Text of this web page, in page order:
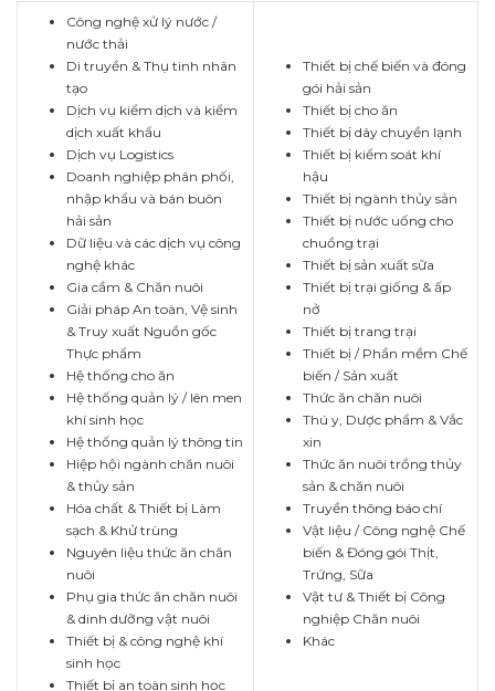
Công nghệ xử lý nước /
nước thải
Di truyền & Thụ tinh nhân
tạo
Dịch vụ kiểm dịch và kiểm
dịch xuất khẩu
Dịch vụ Logistics
Doanh nghiệp phân phối,
nhập khẩu và bán buôn
hải sản
Dữ liệu và các dịch vụ công
nghệ khác
Gia cầm & Chăn nuôi
Giải pháp An toàn, Vệ sinh
& Truy xuất Nguồn gốc
Thực phẩm
Hệ thống cho ăn
Hệ thống quản lý / lên men
khí sinh học
Hệ thống quản lý thông tin
Hiệp hội ngành chăn nuôi
& thủy sản
Hóa chất & Thiết bị Làm
sạch & Khử trùng
Nguyên liệu thức ăn chăn
nuôi
Phụ gia thức ăn chăn nuôi
& dinh dưỡng vật nuôi
Thiết bị & công nghệ khí
sinh học
Thiết bị an toàn sinh học
Thiết bị chế biến và đóng
gói hải sản
Thiết bị cho ăn
Thiết bị dây chuyền lạnh
Thiết bị kiểm soát khí
hậu
Thiết bị ngành thủy sản
Thiết bị nước uống cho
chuồng trại
Thiết bị sản xuất sữa
Thiết bị trại giống & ấp
nở
Thiết bị trang trại
Thiết bị / Phần mềm Chế
biến / Sản xuất
Thức ăn chăn nuôi
Thú y, Dược phẩm & Vắc
xin
Thức ăn nuôi trồng thủy
sản & chăn nuôi
Truyền thông báo chí
Vật liệu / Công nghệ Chế
biến & Đóng gói Thịt,
Trứng, Sữa
Vật tư & Thiết bị Công
nghiệp Chăn nuôi
Khác